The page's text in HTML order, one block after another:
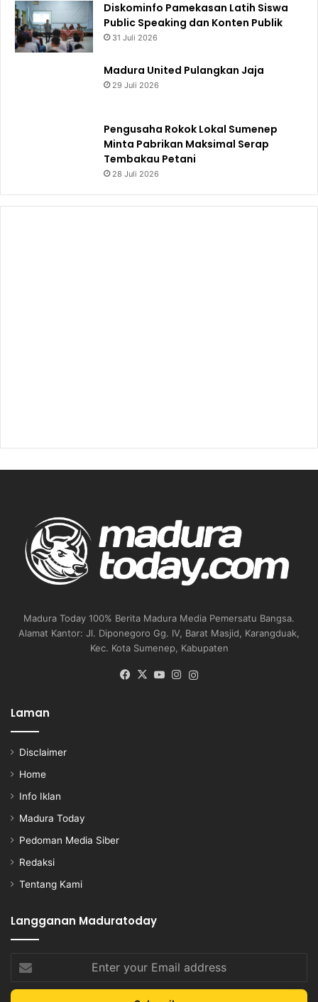
Diskominfo Pamekasan Latih Siswa
Public Speaking dan Konten Publik
31 Juli 2026
Madura United Pulangkan Jaja
29 Juli 2026
Pengusaha Rokok Lokal Sumenep
Minta Pabrikan Maksimal Serap
Tembakau Petani
28 Juli 2026
Madura Today 100% Berita Madura Media Pemersatu Bangsa.
Alamat Kantor: Jl. Diponegoro Gg. IV, Barat Masjid, Karangduak,
Kec. Kota Sumenep, Kabupaten
Facebook
X YouTubeInstagram
Laman
Disclaimer
Home
Info Iklan
Madura Today
Pedoman Media Siber
Redaksi
Tentang Kami
Langganan Maduratoday
your
Email